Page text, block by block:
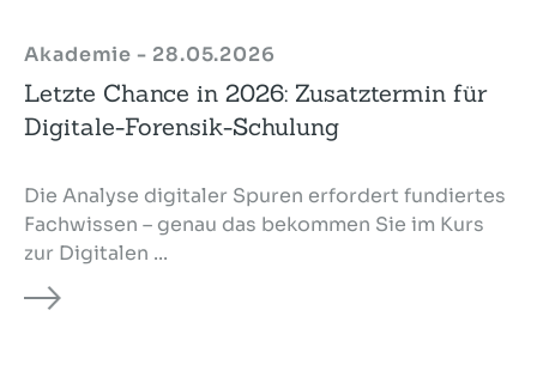
Akademie - 28.05.2026
Letzte Chance in 2026: Zusatztermin für
Digitale-Forensik-Schulung
Die Analyse digitaler Spuren erfordert fundiertes
Fachwissen – genau das bekommen Sie im Kurs
zur Digitalen ...